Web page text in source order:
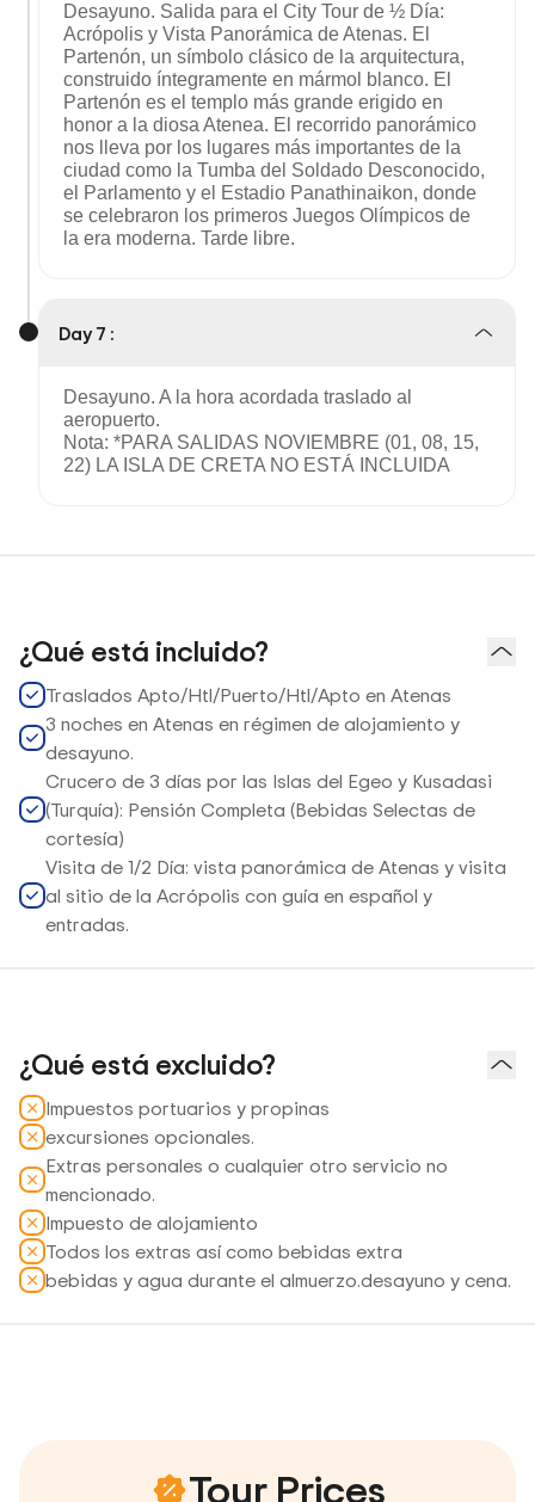
Desayuno. Salida para el City Tour de ½ Día:
Acrópolis y Vista Panorámica de Atenas. El
Partenón, un símbolo clásico de la arquitectura,
construido íntegramente en mármol blanco. El
Partenón es el templo más grande erigido en
honor a la diosa Atenea. El recorrido panorámico
nos lleva por los lugares más importantes de la
ciudad como la Tumba del Soldado Desconocido,
el Parlamento y el Estadio Panathinaikon, donde
se celebraron los primeros Juegos Olímpicos de
la era moderna. Tarde libre.
Day 7 :
Desayuno. A la hora acordada traslado al
aeropuerto.
Nota: *PARA SALIDAS NOVIEMBRE (01, 08, 15,
22) LA ISLA DE CRETA NO ESTÁ INCLUIDA
¿Qué está incluido?
Traslados Apto/Htl/Puerto/Htl/Apto en Atenas
3 noches en Atenas en régimen de alojamiento y
desayuno.
Crucero de 3 días por las Islas del Egeo y Kusadasi
(Turquía): Pensión Completa (Bebidas Selectas de
cortesía)
Visita de 1/2 Día: vista panorámica de Atenas y visita
al sitio de la Acrópolis con guía en español y
entradas.
¿Qué está excluido?
Impuestos portuarios y propinas
excursiones opcionales.
Extras personales o cualquier otro servicio no
mencionado.
Impuesto de alojamiento
Todos los extras así como bebidas extra
bebidas y agua durante el almuerzo.desayuno y cena.
Tour Prices